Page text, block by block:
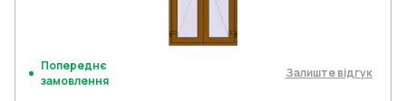
Попереднє
замовлення
Залиште відгук